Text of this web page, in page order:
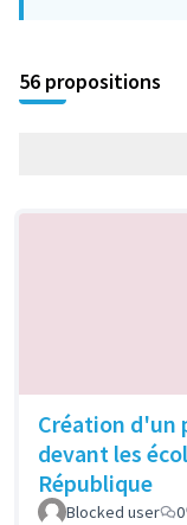
56 propositions
Création
devant les
République
Blocked user 0